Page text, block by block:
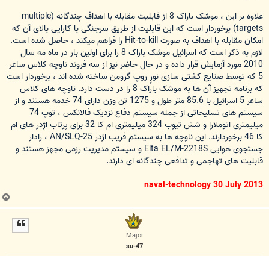
علاوه بر این ، موشک باراک 8 از قابلیت مقابله با اهداف چندگانه (multiple
targets) برخوردار است که این قابلیت از طریق سرجنگی با کارایی بالای آن که
امکان مقابله با اهداف به صورت Hit-to-kill را فراهم میکند ، حاصل شده است.
لازم به ذکر است که اسرائیل موشک باراک 8 را برای اولین بار در ماه مه سال
2010 مورد آزمایش قرار داده و در حال حاضر نیز از سه فروند ناوچه کلاس ساعر
5 که توسط صنایع کشتی سازی نورٍ روپ گرومن ساخته شده اند ، برخوردار است
که برنامه تجهیز آن ها به موشک باراک 8 را در دست دارد. ناوچه های کلاس
ساعر 5 اسرائیل با 85.6 متر طول و 1275 تن وزن دارای 74 خدمه هستند و از
سیستم های تسلیحاتی از جمله سیستم دفاع نزدیک فالانکس ، توپ 74
میلیمتری اتوملارا و شش تیوب 324 میلیمتری ام کا 32 برای پرتاب اژدر های ام
کا 46 برخوردارند. این ناوچه ها به سیستم فریب اژدر AN/SLQ-25 ، رادار
جستجوی هوایی Elta EL/M-2218S و سیستم مدیریت رزمی مجهز هستند و
قابلیت های تهاجمی و تدافعی چندگانه ای دارند.
naval-technology 30 July 2013
Major
su-47